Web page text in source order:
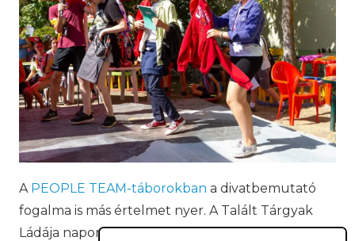
A PEOPLE TEAM-táborokban a divatbemutató
fogalma is más értelmet nyer. A Talált Tárgyak
Ládája naponta megtelik papucsokkal,